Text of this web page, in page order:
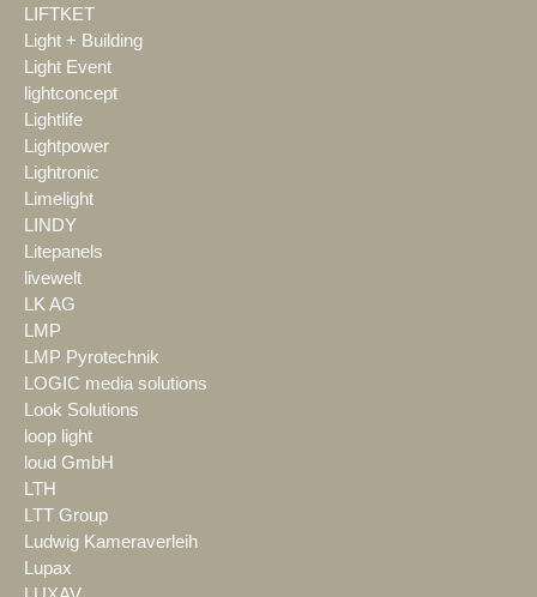
LIFTKET
Light + Building
Light Event
lightconcept
Lightlife
Lightpower
Lightronic
Limelight
LINDY
Litepanels
livewelt
LK AG
LMP
LMP Pyrotechnik
LOGIC media solutions
Look Solutions
loop light
loud GmbH
LTH
LTT Group
Ludwig Kameraverleih
Lupax